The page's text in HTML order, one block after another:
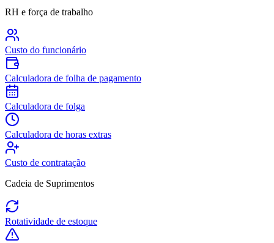
RH e força de trabalho
Custo do funcionário
Calculadora de folha de pagamento
Calculadora de folga
Calculadora de horas extras
Custo de contratação
Cadeia de Suprimentos
Rotatividade de estoque